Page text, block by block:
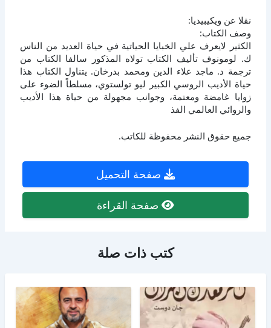
نقلا عن ويكيبيديا:
وصف الكتاب:
الكثير لايعرف علي الخبايا الحياتية في حياة العديد من الناس
ك. لومونوف تأليف الكتاب تولاه المذكور سالفا الكتاب من
ترجمة د. ماجد علاء الدين ومحمد بدرخان. يتناول الكتاب هذا
حياة الأديب الروسي الكبير ليو تولستوي، مسلطاً الضوء على
زوايا غامضة ومعتمة، وجوانب مجهولة من حياة هذا الأديب
والروائي العالمي الفذ
جميع حقوق النشر محفوظة للكاتب.
صفحة التحميل
صفحة القراءة
كتب ذات صلة